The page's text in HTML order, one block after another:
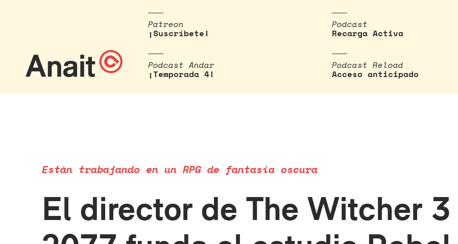
Patreon
¡Suscríbete!
Podcast
Recarga Activa
Podcast Andar
¡Temporada 4!
Podcast Reload
Acceso anticipado
Están trabajando en un RPG de fantasía oscura
El director de The Witcher